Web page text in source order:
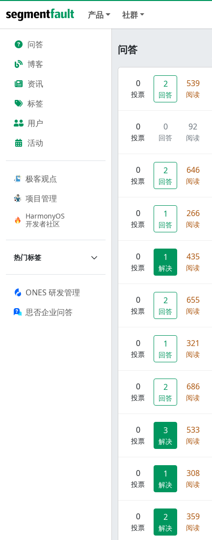
产品 社群
问答
博客
资讯
标签
用户
活动
极客观点
项目管理
HarmonyOS
开发者社区
热门标签
ONES 研发管理
思否企业问答
问答
0
投票
2
回答
539
阅读
0
投票
0
回答
92
阅读
0
投票
2
回答
646
阅读
0
投票
1
回答
266
阅读
0
投票
1
解决
435
阅读
0
投票
2
回答
655
阅读
0
投票
1
回答
321
阅读
0
投票
2
回答
686
阅读
0
投票
3
解决
533
阅读
0
投票
1
解决
308
阅读
0
投票
2
解决
359
阅读